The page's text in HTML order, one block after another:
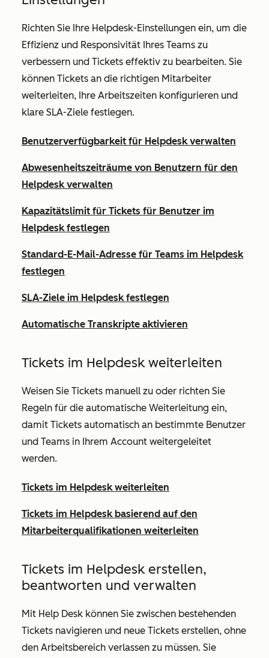
Richten Sie Ihre Helpdesk-Einstellungen ein, um die
Effizienz und Responsivität Ihres Teams zu
verbessern und Tickets effektiv zu bearbeiten. Sie
können Tickets an die richtigen Mitarbeiter
weiterleiten, Ihre Arbeitszeiten konfigurieren und
klare SLA-Ziele festlegen.
Benutzerverfügbarkeit für Helpdesk verwalten
Abwesenheitszeiträume von Benutzern für den
Helpdesk verwalten
Kapazitätslimit für Tickets für Benutzer im
Helpdesk festlegen
Standard-E-Mail-Adresse für Teams im Helpdesk
festlegen
SLA-Ziele im Helpdesk festlegen
Automatische Transkripte aktivieren
Tickets im Helpdesk weiterleiten
Weisen Sie Tickets manuell zu oder richten Sie
Regeln für die automatische Weiterleitung ein,
damit Tickets automatisch an bestimmte Benutzer
und Teams in Ihrem Account weitergeleitet
werden.
Tickets im Helpdesk weiterleiten
Tickets im Helpdesk basierend auf den
Mitarbeiterqualifikationen weiterleiten
Tickets im Helpdesk erstellen,
beantworten und verwalten
Mit Help Desk können Sie zwischen bestehenden
Tickets navigieren und neue Tickets erstellen, ohne
den Arbeitsbereich verlassen zu müssen. Sie